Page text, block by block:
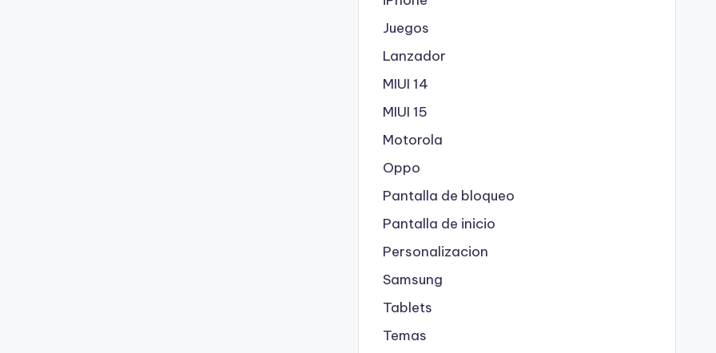
Juegos
Lanzador
MIUI 14
MIUI 15
Motorola
Oppo
Pantalla de bloqueo
Pantalla de inicio
Personalizacion
Samsung
Tablets
Temas